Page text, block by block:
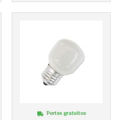
Portes gratuitos